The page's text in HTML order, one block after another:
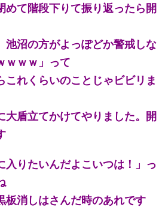
めて階段下りて振り返ったら開
池沼の方がよっぽどか警戒しな
ｗｗｗ」って
これくらいのことじゃビビリま
大盾立てかけてやりました。開
入りたいんだよこいつは！」っ
板消しはさんだ時のあれです